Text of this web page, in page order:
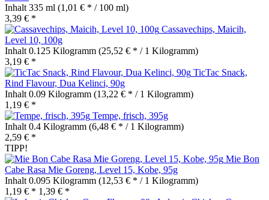
Inhalt 335 ml (1,01 € * / 100 ml)
3,39 € *
Cassavechips, Maicih,
Level 10, 100g
Inhalt 0.125 Kilogramm (25,52 € * / 1 Kilogramm)
3,19 € *
TicTac Snack,
Rind Flavour, Dua Kelinci, 90g
Inhalt 0.09 Kilogramm (13,22 € * / 1 Kilogramm)
1,19 € *
Tempe, frisch, 395g
Inhalt 0.4 Kilogramm (6,48 € * / 1 Kilogramm)
2,59 € *
TIPP!
Mie Bon
Cabe Rasa Mie Goreng, Level 15, Kobe, 95g
Inhalt 0.095 Kilogramm (12,53 € * / 1 Kilogramm)
1,19 € * 1,39 € *